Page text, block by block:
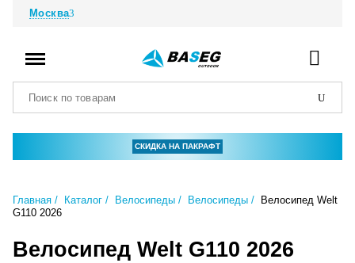
Москва
СКИДКА НА ПАКРАФТ
Главная Каталог Велосипеды Велосипеды
Велосипед Welt
G110 2026
Велосипед Welt G110 2026